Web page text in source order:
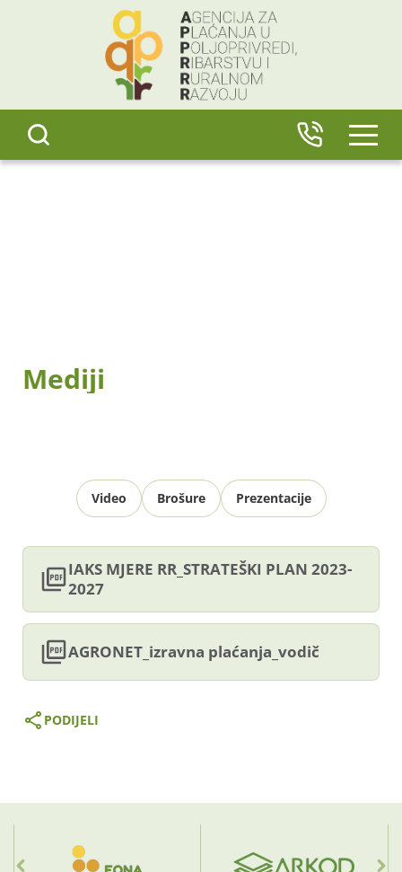
Mediji
Video Brošure Prezentacije
IAKS MJERE RR_STRATEŠKI PLAN 2023-
2027
AGRONET_izravna plaćanja_vodič
PODIJELI